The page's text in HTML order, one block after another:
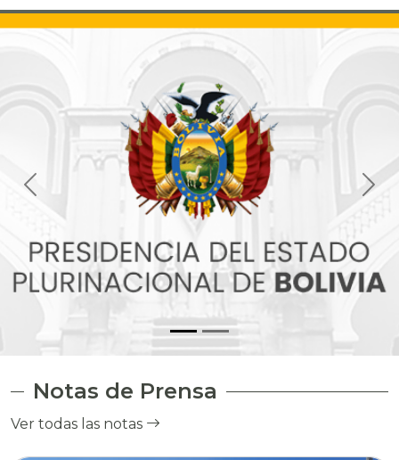
Notas de Prensa
Ver todas las notas